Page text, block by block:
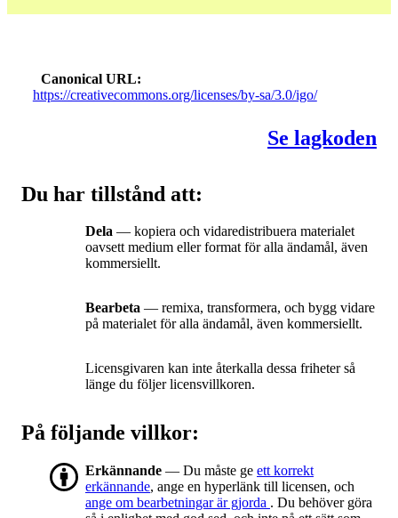
Canonical URL
https://creativecommons.org/licenses/by-sa/3.0/igo/
Se lagkoden
Du har tillstånd att:
Dela — kopiera och vidaredistribuera materialet
oavsett medium eller format för alla ändamål, även
kommersiellt.
Bearbeta — remixa, transformera, och bygg vidare
på materialet för alla ändamål, även kommersiellt.
Licensgivaren kan inte återkalla dessa friheter så
länge du följer licensvillkoren.
På följande villkor:
Erkännande — Du måste ge ett korrekt
erkännande, ange en hyperlänk till licensen, och
ange om bearbetningar är gjorda . Du behöver göra